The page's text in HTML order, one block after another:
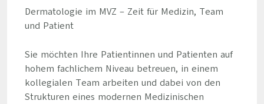
Dermatologie im MVZ – Zeit für Medizin, Team
und Patient
Sie möchten Ihre Patientinnen und Patienten auf
hohem fachlichem Niveau betreuen, in einem
kollegialen Team arbeiten und dabei von den
Strukturen eines modernen Medizinischen